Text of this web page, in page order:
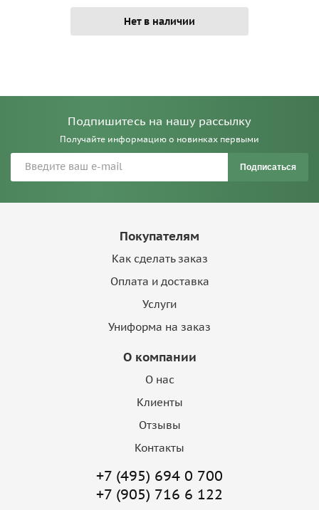
Нет в наличии
Подпишитесь на нашу рассылку
Получайте информацию о новинках первыми
Подписаться
Покупателям
Как сделать заказ
Оплата и доставка
Услуги
Униформа на заказ
О компании
О нас
Клиенты
Отзывы
Контакты
+7 (495) 694 0 700
+7 (905) 716 6 122